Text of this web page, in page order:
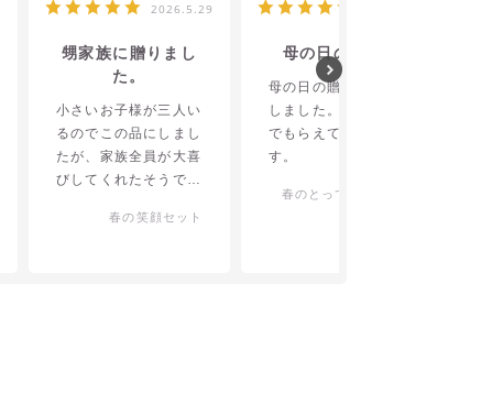
2026.5.29
甥家族に贈りまし
た。
小さいお子様が三人い
るのでこの品にしまし
たが、家族全員が大喜
びしてくれたそうで、
甥夫婦は美味しく食べ
春の笑顔セット
母の日の贈り物
母の日の贈り物に利用
しました。とても喜ん
でもらえて良かったで
す。
春のとっておきセット